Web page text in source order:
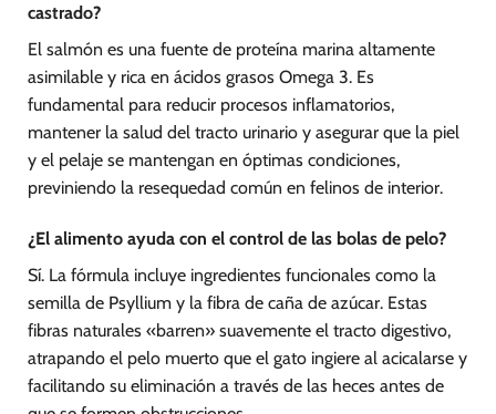
castrado?
El salmón es una fuente de proteína marina altamente
asimilable y rica en ácidos grasos Omega 3. Es
fundamental para reducir procesos inflamatorios,
mantener la salud del tracto urinario y asegurar que la piel
y el pelaje se mantengan en óptimas condiciones,
previniendo la resequedad común en felinos de interior.
¿El alimento ayuda con el control de las bolas de pelo?
Sí. La fórmula incluye ingredientes funcionales como la
semilla de Psyllium y la fibra de caña de azúcar. Estas
fibras naturales «barren» suavemente el tracto digestivo,
atrapando el pelo muerto que el gato ingiere al acicalarse y
facilitando su eliminación a través de las heces antes de